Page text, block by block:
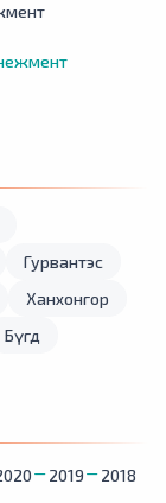
Гурвантэс
Ханхонгор
Бүгд
2019
2018